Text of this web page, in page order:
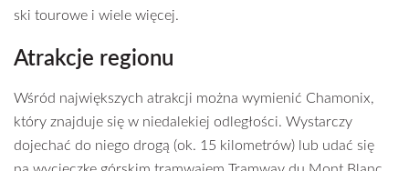
ski tourowe i wiele więcej.
Atrakcje regionu
Wśród największych atrakcji można wymienić Chamonix,
który znajduje się w niedalekiej odległości. Wystarczy
dojechać do niego drogą (ok. 15 kilometrów) lub udać się